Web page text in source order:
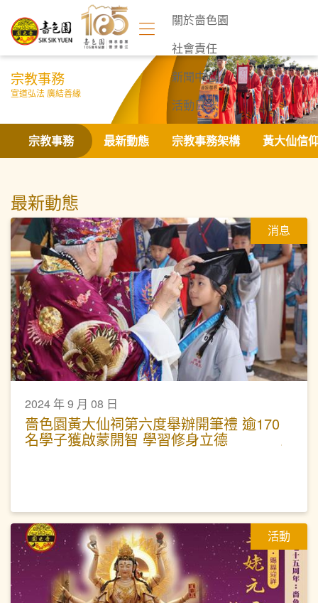
關於嗇色園
社會責任
新聞中心
活動日誌
聯絡我們
宗教事務
宣道弘法 廣結善緣
宗教事務 最新動態 宗教事務架構 黃大仙信
最新動態
消息
2024 年 9 月 08 日
嗇色園黃大仙祠第六度舉辦開筆禮 逾170
名學子獲啟蒙開智 學習修身立德
活動